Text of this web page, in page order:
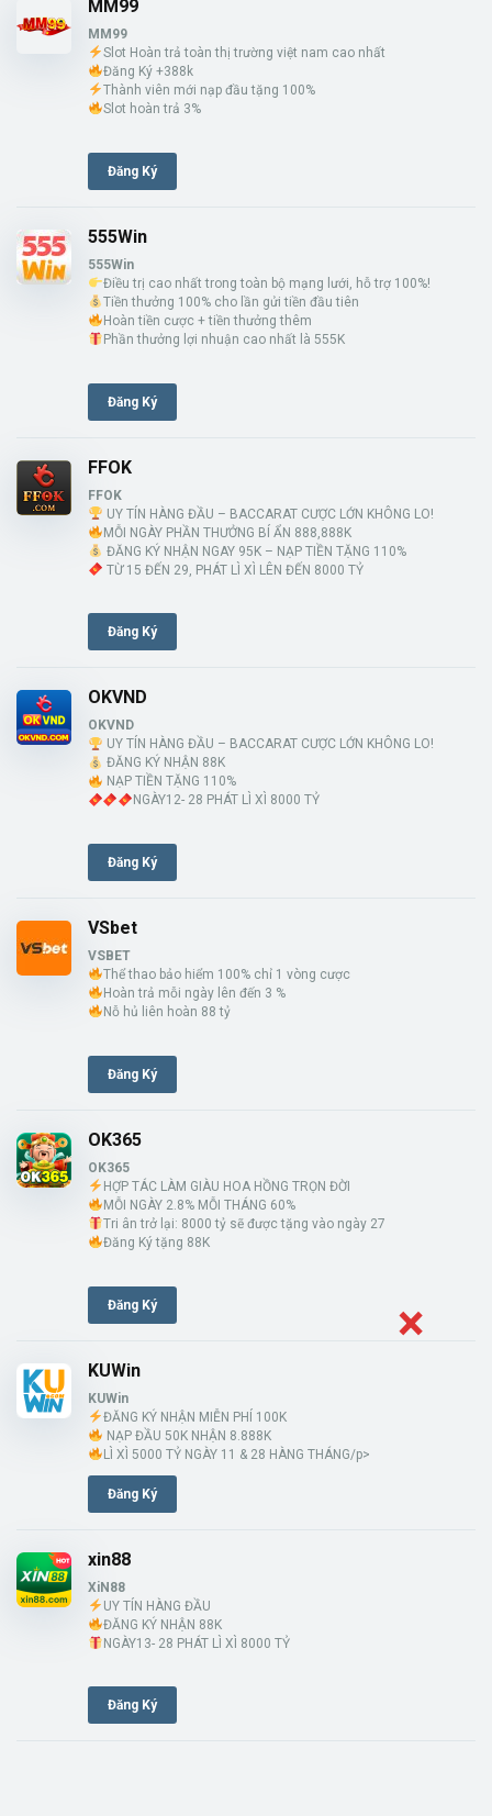
MM99
MM99
Slot Hoàn trả toàn thị trường việt nam cao nhất
Đăng Ký +388k
Thành viên mới nạp đầu tặng 100%
Slot hoàn trả 3%
Đăng Ký
555Win
555Win
Điều trị cao nhất trong toàn bộ mạng lưới, hỗ trợ 100%!
Tiền thưởng 100% cho lần gửi tiền đầu tiên
Hoàn tiền cược + tiền thưởng thêm
Phần thưởng lợi nhuận cao nhất là 555K
Đăng Ký
FFOK
FFOK
UY TÍN HÀNG ĐẦU – BACCARAT CƯỢC LỚN KHÔNG LO!
MỖI NGÀY PHẦN THƯỞNG BÍ ẨN 888,888K
ĐĂNG KÝ NHẬN NGAY 95K – NẠP TIỀN TẶNG 110%
TỪ 15 ĐẾN 29, PHÁT LÌ XÌ LÊN ĐẾN 8000 TỶ
Đăng Ký
OKVND
OKVND
UY TÍN HÀNG ĐẦU – BACCARAT CƯỢC LỚN KHÔNG LO!
ĐĂNG KÝ NHẬN 88K
NẠP TIỀN TẶNG 110%
NGÀY12- 28 PHÁT LÌ XÌ 8000 TỶ
Đăng Ký
VSbet
VSBET
Thể thao bảo hiểm 100% chỉ 1 vòng cược
Hoàn trả mỗi ngày lên đến 3 %
Nỗ hủ liên hoàn 88 tỷ
Đăng Ký
OK365
OK365
HỢP TÁC LÀM GIÀU HOA HỒNG TRỌN ĐỜI
MỖI NGÀY 2.8% MỖI THÁNG 60%
Tri ân trở lại: 8000 tỷ sẽ được tặng vào ngày 27
Đăng Ký tặng 88K
Đăng Ký
KUWin
KUWin
ĐĂNG KÝ NHẬN MIỄN PHÍ 100K
NẠP ĐẦU 50K NHẬN 8.888K
LÌ XÌ 5000 TỶ NGÀY 11 & 28 HÀNG THÁNG/p>
Đăng Ký
xin88
XiN88
UY TÍN HÀNG ĐẦU
ĐĂNG KÝ NHẬN 88K
NGÀY13- 28 PHÁT LÌ XÌ 8000 TỶ
Đăng Ký